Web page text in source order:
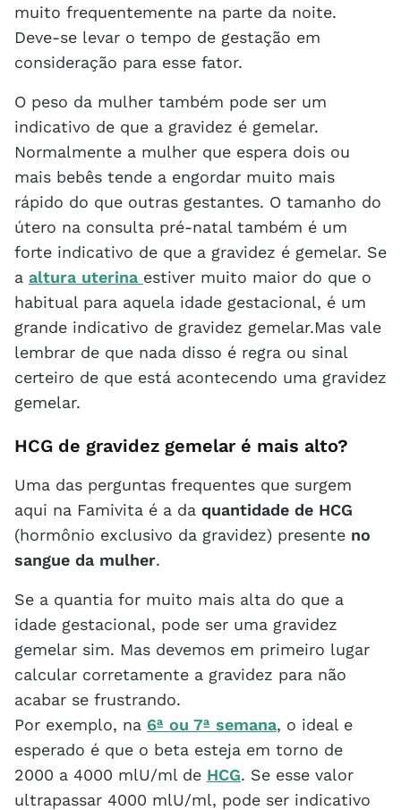
muito frequentemente na parte da noite.
Deve-se levar o tempo de gestação em
consideração para esse fator.
O peso da mulher também pode ser um
indicativo de que a gravidez é gemelar.
Normalmente a mulher que espera dois ou
mais bebês tende a engordar muito mais
rápido do que outras gestantes. O tamanho do
útero na consulta pré-natal também é um
forte indicativo de que a gravidez é gemelar. Se
a altura uterina estiver muito maior do que o
habitual para aquela idade gestacional, é um
grande indicativo de gravidez gemelar.Mas vale
lembrar de que nada disso é regra ou sinal
certeiro de que está acontecendo uma gravidez
gemelar.
HCG de gravidez gemelar é mais alto?
Uma das perguntas frequentes que surgem
aqui na Famivita é a da quantidade de HCG
(hormônio exclusivo da gravidez) presente no
sangue da mulher.
Se a quantia for muito mais alta do que a
idade gestacional, pode ser uma gravidez
gemelar sim. Mas devemos em primeiro lugar
calcular corretamente a gravidez para não
acabar se frustrando.
Por exemplo, na 6ª ou 7ª semana, o ideal e
esperado é que o beta esteja em torno de
2000 a 4000 mlU/ml de HCG. Se esse valor
ultrapassar 4000 mlU/ml, pode ser indicativo